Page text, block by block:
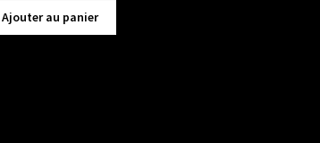
Ajouter au panier